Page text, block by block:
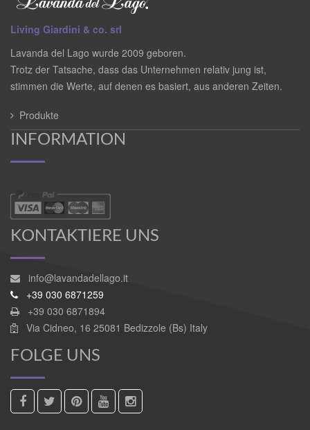
Living Giardini & co. srl
Lavanda del Lago wurde 2009 geboren.
Trotz der Tatsache, dass das Unternehmen relativ jung ist,
stimmen die Werte, auf denen es basiert, aus anderen Zeiten.
Produkte
INFORMATION
KONTAKTIERE UNS
info@lavandadellago.it
+39 030 6871259
+39 030 6871894
Via Cidneo, 16 25081 Bedizzole (Bs) Italy
FOLGE UNS